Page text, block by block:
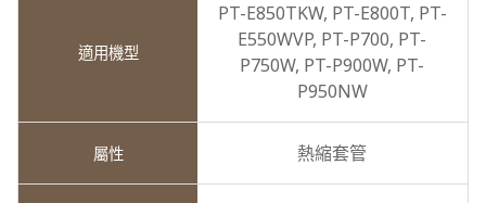
PT-E850TKW, PT-E800T, PT-
E550WVP, PT-P700, PT-
P750W, PT-P900W, PT-
P950NW
熱縮套管